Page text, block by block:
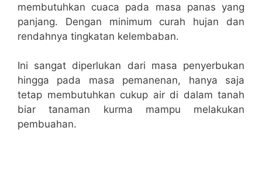
membutuhkan cuaca pada masa panas yang
panjang. Dengan minimum curah hujan dan
rendahnya tingkatan kelembaban.
Ini sangat diperlukan dari masa penyerbukan
hingga pada masa pemanenan, hanya saja
tetap membutuhkan cukup air di dalam tanah
biar tanaman kurma mampu melakukan
pembuahan.